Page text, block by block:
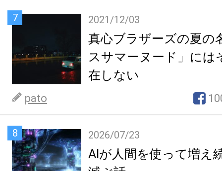
7 2021/12/03
真心ブラザーズの夏の
スサマーヌード」には
在しない
pato
8 2026/07/23
AIが人間を使って増え